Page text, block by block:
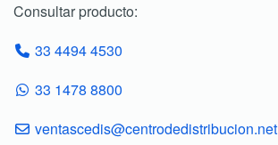
Consultar producto:
33 4494 4530
33 1478 8800
ventascedis@centrodedistribucion.net